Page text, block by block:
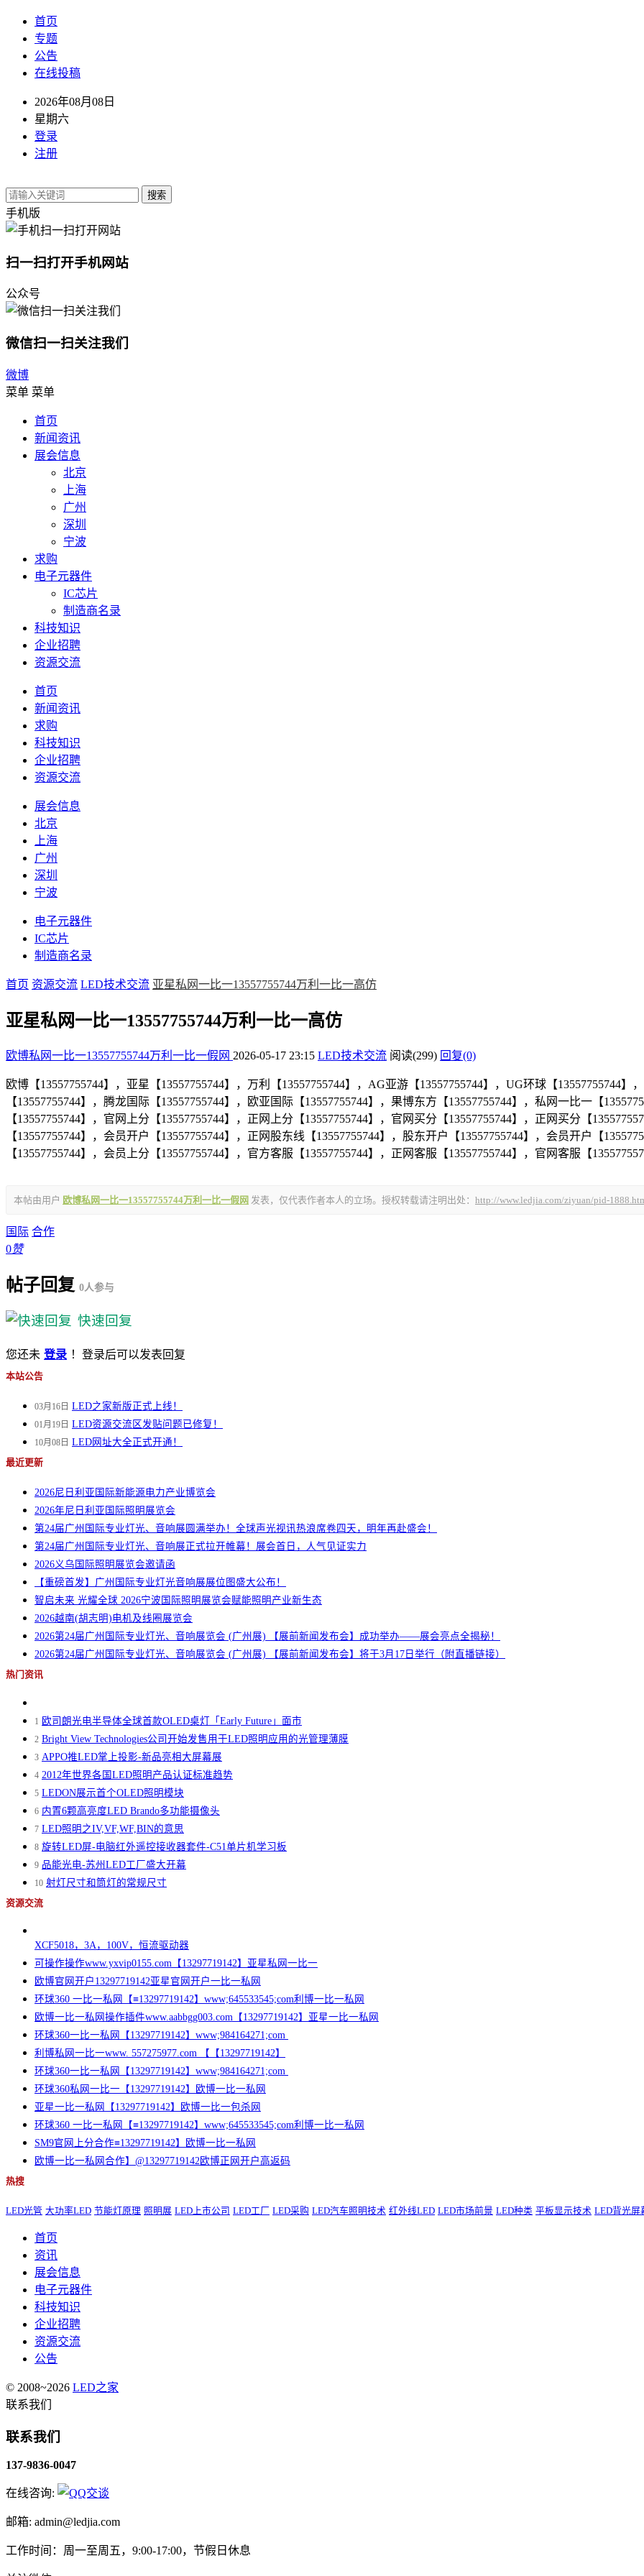
首页
专题
公告
在线投稿
2026年08月08日
星期六
登录
注册
搜索
手机版
扫一扫打开手机网站
公众号
微信扫一扫关注我们
微博
菜单 菜单
首页
新闻资讯
展会信息
北京
上海
广州
深圳
宁波
求购
电子元器件
IC芯片
制造商名录
科技知识
企业招聘
资源交流
首页
新闻资讯
求购
科技知识
企业招聘
资源交流
展会信息
北京
上海
广州
深圳
宁波
电子元器件
IC芯片
制造商名录
首页 资源交流 LED技术交流 亚星私网一比一13557755744万利一比一高仿
亚星私网一比一13557755744万利一比一高仿
欧博私网一比一13557755744万利一比一假网 2026-05-17 23:15 LED技术交流 阅读(299) 回复(0)
欧博【13557755744】，亚星【13557755744】，万利【13557755744】，AG亚游【13557755744】，UG环球【13557755744】
【13557755744】，腾龙国际【13557755744】，欧亚国际【13557755744】，果博东方【13557755744】，私网一比一【
【13557755744】，官网上分【13557755744】，正网上分【13557755744】，官网买分【13557755744】，正网买分【
【13557755744】，会员开户【13557755744】，正网股东线【13557755744】，股东开户【13557755744】，会员开户【
【13557755744】，会员上分【13557755744】，官方客服【13557755744】，正网客服【13557755744】，官网客服【
本帖由用户 欧博私网一比一13557755744万利一比一假网 发表，仅代表作者本人的立场。授权转载请注明出处： http://www.ledjia.com/ziyuan/pid-
国际 合作
0赞
帖子回复 0人参与
快速回复
您还未 登录 ！登录后可以发表回复
本站公告
03月16日 LED之家新版正式上线！
01月19日 LED资源交流区发贴问题已修复！
10月08日 LED网址大全正式开通！
最近更新
2026尼日利亚国际新能源电力产业博览会
2026年尼日利亚国际照明展览会
第24届广州国际专业灯光、音响展圆满举办！全球声光视讯热浪席卷四天，明年再赴盛会！
第24届广州国际专业灯光、音响展正式拉开帷幕！展会首日，人气见证实力
2026义乌国际照明展览会邀请函
【重磅首发】广州国际专业灯光音响展展位图盛大公布！
智启未来 光耀全球 2026宁波国际照明展览会赋能照明产业新生态
2026越南(胡志明)电机及线圈展览会
2026第24届广州国际专业灯光、音响展览会 (广州展) 【展前新闻发布会】成功举办——展会亮点全揭秘！
2026第24届广州国际专业灯光、音响展览会 (广州展) 【展前新闻发布会】将于3月17日举行（附直播链接）
热门资讯
1 欧司朗光电半导体全球首款OLED桌灯「Early Future」面市
2 Bright View Technologies公司开始发售用于LED照明应用的光管理薄膜
3 APPO推LED掌上投影-新品亮相大屏幕展
4 2012年世界各国LED照明产品认证标准趋势
5 LEDON展示首个OLED照明模块
6 内置6颗高亮度LED Brando多功能摄像头
7 LED照明之IV,VF,WF,BIN的意思
8 旋转LED屏-电脑红外遥控接收器套件-C51单片机学习板
9 品能光电-苏州LED工厂盛大开幕
10 射灯尺寸和筒灯的常规尺寸
资源交流
XCF5018，3A，100V，恒流驱动器
可操作操作www.yxvip0155.com【13297719142】亚星私网一比一
欧博官网开户13297719142亚星官网开户一比一私网
环球360 一比一私网【≡13297719142】www;645533545;com利博一比一私网
欧博一比一私网操作插件www.aabbgg003.com【13297719142】亚星一比一私网
环球360一比一私网【13297719142】www;984164271;com
利博私网一比一www. 557275977.com 【【13297719142】
环球360一比一私网【13297719142】www;984164271;com
环球360私网一比一【13297719142】欧博一比一私网
亚星一比一私网【13297719142】欧博一比一包杀网
环球360 一比一私网【≡13297719142】www;645533545;com利博一比一私网
SM9官网上分合作≡13297719142】欧博一比一私网
欧博一比一私网合作】@13297719142欧博正网开户高返码
热搜
LED光管 大功率LED 节能灯原理 照明展 LED上市公司 LED工厂 LED采购 LED汽车照明技术 红外线LED LED市场前景 LED种类 平板显示技术 LED背光屏
首页
资讯
展会信息
电子元器件
科技知识
企业招聘
资源交流
公告
© 2008~2026 LED之家
联系我们
联系我们
137-9836-0047
在线咨询:
邮箱: admin@ledjia.com
工作时间：周一至周五，9:00-17:00，节假日休息